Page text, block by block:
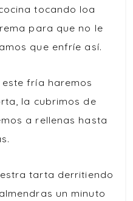
tocando loa
para que no le
que enfríe así.
fría haremos
la cubrimos de
a rellenas hasta
tarta derritiendo
un minuto